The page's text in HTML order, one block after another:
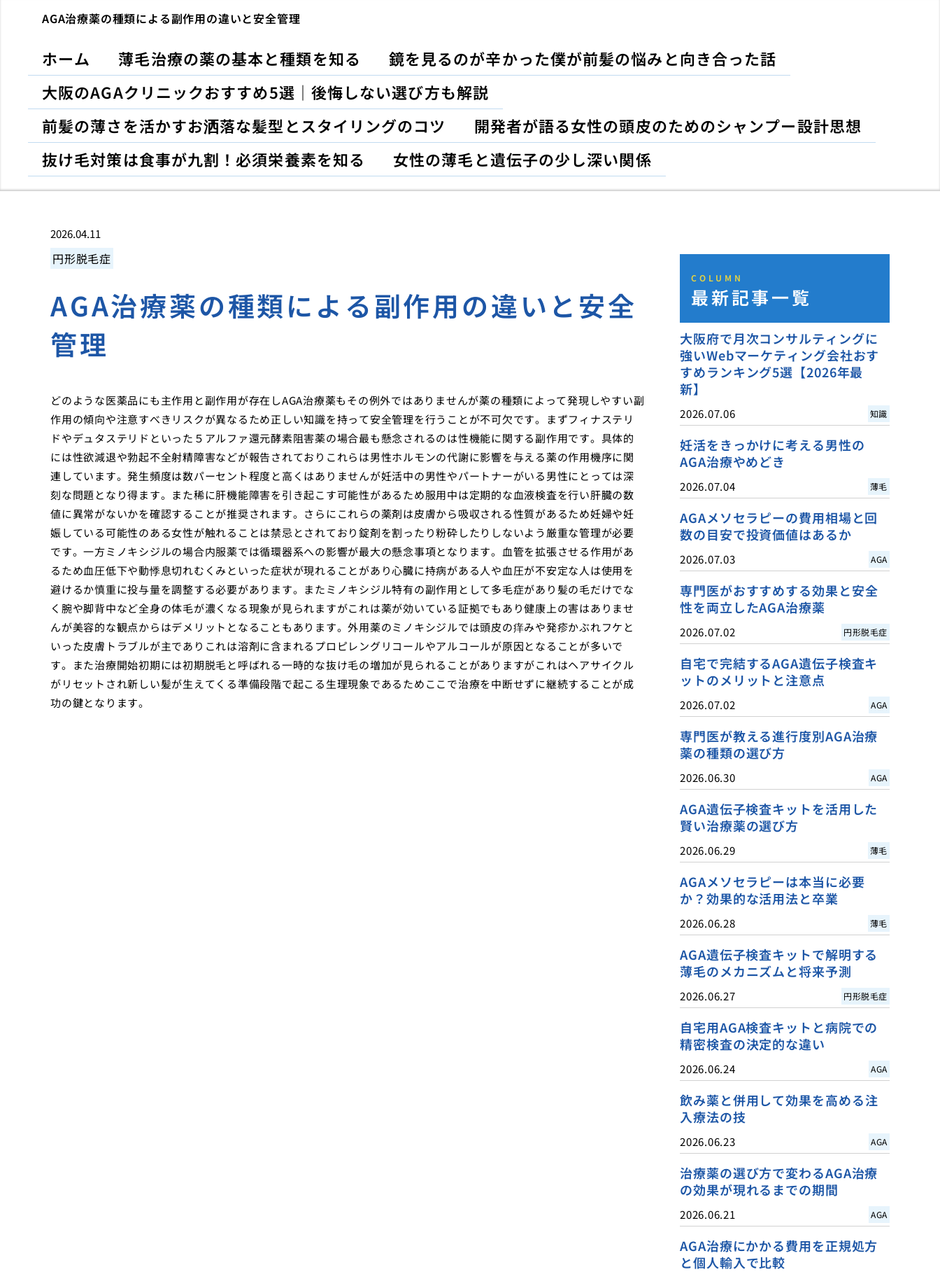
AGA治療薬の種類による副作用の違いと安全管理
ホーム 薄毛治療の薬の基本と種類を知る
鏡を見るのが辛かった僕が前髪の悩みと向き合った話
大阪のAGAクリニックおすすめ5選｜後悔しない選び方も解説
前髪の薄さを活かすお洒落な髪型とスタイリングのコツ
開発者が語る女性の頭皮のためのシャンプー設計思想
抜け毛対策は食事が九割！必須栄養素を知る
女性の薄毛と遺伝子の少し深い関係
2026.04.11
円形脱毛症
AGA治療薬の種類による副作用の違いと安全
管理
どのような医薬品にも主作用と副作用が存在しAGA治療薬もその例外ではありませんが薬の種類によって発現しやすい副
作用の傾向や注意すべきリスクが異なるため正しい知識を持って安全管理を行うことが不可欠です。まずフィナステリ
ドやデュタステリドといった５アルファ還元酵素阻害薬の場合最も懸念されるのは性機能に関する副作用です。具体的
には性欲減退や勃起不全射精障害などが報告されておりこれらは男性ホルモンの代謝に影響を与える薬の作用機序に関
連しています。発生頻度は数パーセント程度と高くはありませんが妊活中の男性やパートナーがいる男性にとっては深
刻な問題となり得ます。また稀に肝機能障害を引き起こす可能性があるため服用中は定期的な血液検査を行い肝臓の数
値に異常がないかを確認することが推奨されます。さらにこれらの薬剤は皮膚から吸収される性質があるため妊婦や妊
娠している可能性のある女性が触れることは禁忌とされており錠剤を割ったり粉砕したりしないよう厳重な管理が必要
です。一方ミノキシジルの場合内服薬では循環器系への影響が最大の懸念事項となります。血管を拡張させる作用があ
るため血圧低下や動悸息切れむくみといった症状が現れることがあり心臓に持病がある人や血圧が不安定な人は使用を
避けるか慎重に投与量を調整する必要があります。またミノキシジル特有の副作用として多毛症があり髪の毛だけでな
く腕や脚背中など全身の体毛が濃くなる現象が見られますがこれは薬が効いている証拠でもあり健康上の害はありませ
んが美容的な観点からはデメリットとなることもあります。外用薬のミノキシジルでは頭皮の痒みや発疹かぶれフケと
いった皮膚トラブルが主でありこれは溶剤に含まれるプロピレングリコールやアルコールが原因となることが多いで
す。また治療開始初期には初期脱毛と呼ばれる一時的な抜け毛の増加が見られることがありますがこれはヘアサイクル
がリセットされ新しい髪が生えてくる準備段階で起こる生理現象であるためここで治療を中断せずに継続することが成
功の鍵となります。
COLUMN
最新記事一覧
大阪府で月次コンサルティングに
強いWebマーケティング会社おす
すめランキング5選【2026年最
新】
2026.07.06 知識
妊活をきっかけに考える男性の
AGA治療やめどき
2026.07.04 薄毛
AGAメソセラピーの費用相場と回
数の目安で投資価値はあるか
2026.07.03 AGA
専門医がおすすめする効果と安全
性を両立したAGA治療薬
2026.07.02 円形脱毛症
自宅で完結するAGA遺伝子検査キ
ットのメリットと注意点
2026.07.02 AGA
専門医が教える進行度別AGA治療
薬の種類の選び方
2026.06.30 AGA
AGA遺伝子検査キットを活用した
賢い治療薬の選び方
2026.06.29 薄毛
AGAメソセラピーは本当に必要
か？効果的な活用法と卒業
2026.06.28 薄毛
AGA遺伝子検査キットで解明する
薄毛のメカニズムと将来予測
2026.06.27 円形脱毛症
自宅用AGA検査キットと病院での
精密検査の決定的な違い
2026.06.24 AGA
飲み薬と併用して効果を高める注
入療法の技
2026.06.23 AGA
治療薬の選び方で変わるAGA治療
の効果が現れるまでの期間
2026.06.21 AGA
AGA治療にかかる費用を正規処方
と個人輸入で比較